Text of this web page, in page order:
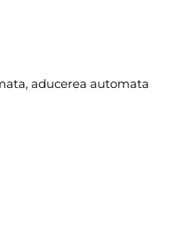
aducerea automata